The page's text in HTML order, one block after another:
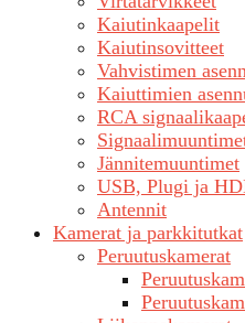
Kaiutinkaapelit
Kaiutinsovitteet
Vahvistimen
Kaiuttimien
RCA
Jännitemuuntimet
USB, Plugi ja
Antennit
Kamerat ja parkkitutkat
Peruutuskamerat